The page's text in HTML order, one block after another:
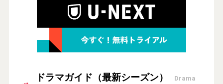
ドラマガイド（最新シーズン） Drama